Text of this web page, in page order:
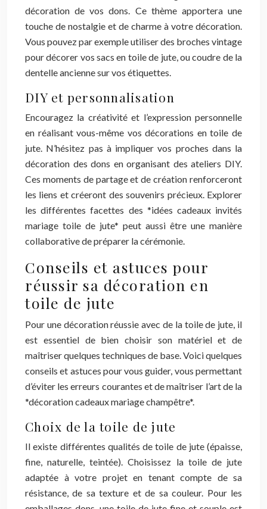
décoration de vos dons. Ce thème apportera une
touche de nostalgie et de charme à votre décoration.
Vous pouvez par exemple utiliser des broches vintage
pour décorer vos sacs en toile de jute, ou coudre de la
dentelle ancienne sur vos étiquettes.
DIY et personnalisation
Encouragez la créativité et l’expression personnelle
en réalisant vous-même vos décorations en toile de
jute. N’hésitez pas à impliquer vos proches dans la
décoration des dons en organisant des ateliers DIY.
Ces moments de partage et de création renforceront
les liens et créeront des souvenirs précieux. Explorer
les différentes facettes des *idées cadeaux invités
mariage toile de jute* peut aussi être une manière
collaborative de préparer la cérémonie.
Conseils et astuces pour
réussir sa décoration en
toile de jute
Pour une décoration réussie avec de la toile de jute, il
est essentiel de bien choisir son matériel et de
maîtriser quelques techniques de base. Voici quelques
conseils et astuces pour vous guider, vous permettant
d’éviter les erreurs courantes et de maîtriser l’art de la
*décoration cadeaux mariage champêtre*.
Choix de la toile de jute
Il existe différentes qualités de toile de jute (épaisse,
fine, naturelle, teintée). Choisissez la toile de jute
adaptée à votre projet en tenant compte de sa
résistance, de sa texture et de sa couleur. Pour les